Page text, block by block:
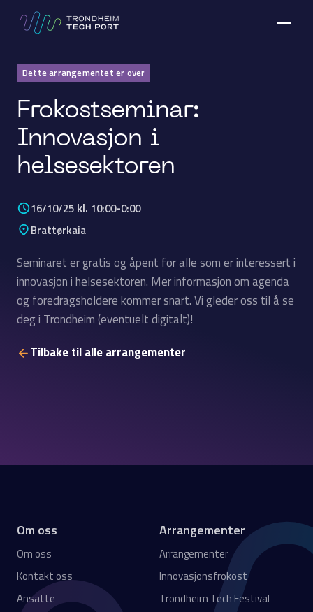
Dette arrangementet er over
Frokostseminar:
Innovasjon i
helsesektoren
16/10/25 kl. 10:00-0:00
Brattørkaia
Seminaret er gratis og åpent for alle som er interessert i
innovasjon i helsesektoren. Mer informasjon om agenda
og foredragsholdere kommer snart. Vi gleder oss til å se
deg i Trondheim (eventuelt digitalt)!
Tilbake til alle arrangementer
Om oss
Om oss
Kontakt oss
Ansatte
Arrangementer
Arrangementer
Innovasjonsfrokost
Trondheim Tech Festival